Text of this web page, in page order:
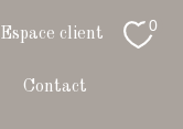
Espace client 0
contact